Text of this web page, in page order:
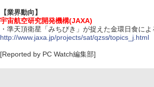
【業界動向】
宇宙航空研究開発機構(JAXA)
・準天頂衛星「みちびき」が捉えた金環日食に
http://www.jaxa.jp/projects/sat/qzss/topics_j.html
[Reported by PC Watch編集部]